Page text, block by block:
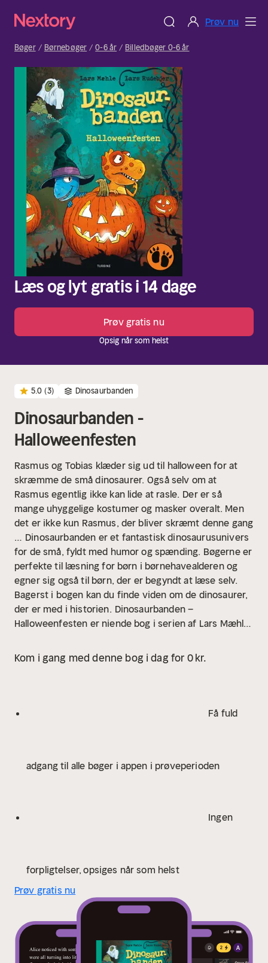
Prøv nu
Bøger Børnebøger 0-6 år Billedbøger 0-6 år
Læs og lyt gratis i 14 dage
Prøv gratis nu
Opsig når som helst
5.0 (3) Dinosaurbanden
Dinosaurbanden -
Halloweenfesten
Rasmus og Tobias klæder sig ud til halloween for at
skræmme de små dinosaurer. Også selv om at
Rasmus egentlig ikke kan lide at rasle. Der er så
mange uhyggelige kostumer og masker overalt. Men
det er ikke kun Rasmus, der bliver skræmt denne gang
… Dinosaurbanden er et fantastisk dinosaurusunivers
for de små, fyldt med humor og spænding. Bøgerne er
perfekte til læsning for børn i børnehavealderen og
egner sig også til børn, der er begyndt at læse selv.
Bagerst i bogen kan du finde viden om de dinosaurer,
der er med i historien. Dinosaurbanden –
Halloweenfesten er niende bog i serien af Lars Mæhle
Tobias på små og store eventyr.
Kom i gang med denne bog i dag for 0 kr.
Få fuld
adgang til alle bøger i appen i prøveperioden
Ingen
forpligtelser, opsiges når som helst
Prøv gratis nu